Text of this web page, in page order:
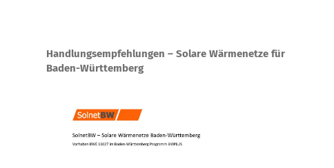
Handlungsempfehlungen – Solare Wärmenetze für
Baden-Württemberg